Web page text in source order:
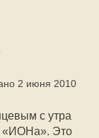
2 июня 2010
с утра
«ИОНа». Это